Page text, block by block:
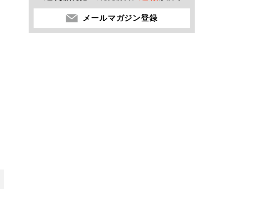
メールマガジン登録